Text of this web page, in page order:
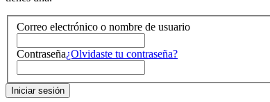
Correo electrónico o nombre de usuario
Contraseña¿Olvidaste tu contraseña?